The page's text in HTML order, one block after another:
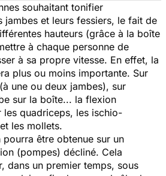
souhaitant tonifier
jambes et leurs fessiers, le fait de
hauteurs (grâce à la boîte
à chaque personne de
à sa propre vitesse. En effet, la
plus ou moins importante. Sur
une ou deux jambes), sur
sur la boîte... la flexion
quadriceps, les ischio-
les mollets.
être obtenue sur un
(pompes) décliné. Cela
dans un premier temps, sous